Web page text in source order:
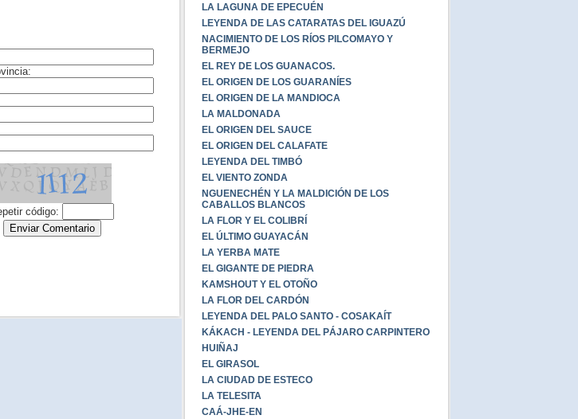
LA LAGUNA DE EPECUÉN
LEYENDA DE LAS CATARATAS DEL IGUAZÚ
NACIMIENTO DE LOS RÍOS PILCOMAYO Y
BERMEJO
EL REY DE LOS GUANACOS.
EL ORIGEN DE LOS GUARANÍES
EL ORIGEN DE LA MANDIOCA
LA MALDONADA
EL ORIGEN DEL SAUCE
EL ORIGEN DEL CALAFATE
LEYENDA DEL TIMBÓ
EL VIENTO ZONDA
NGUENECHÉN Y LA MALDICIÓN DE LOS
CABALLOS BLANCOS
LA FLOR Y EL COLIBRÍ
EL ÚLTIMO GUAYACÁN
LA YERBA MATE
EL GIGANTE DE PIEDRA
KAMSHOUT Y EL OTOÑO
LA FLOR DEL CARDÓN
LEYENDA DEL PALO SANTO - COSAKAÍT
KÁKACH - LEYENDA DEL PÁJARO CARPINTERO
HUIÑAJ
EL GIRASOL
LA CIUDAD DE ESTECO
LA TELESITA
CAÁ-JHE-EN